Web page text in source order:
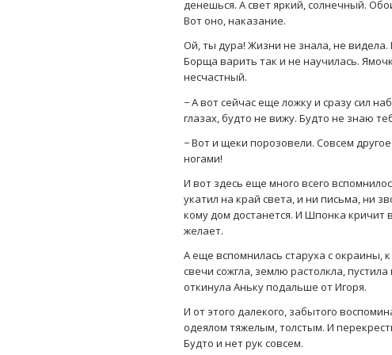
денешься. А свет яркий, солнечный.
Вот оно, наказание.
Ой, ты дура! Жизни не знала, не видела.
Борща варить так и не научилась.
несчастный.
− А вот сейчас еще ложку и сразу сил
глазах, будто не вижу. Будто не знаю
− Вот и щеки порозовели. Совсем
ногами!
И вот здесь еще много всего
укатил на край света, и ни письма, ни
кому дом достанется. И Шпонка кричит
желает.
А еще вспомнилась старуха с окраины,
свечи сожгла, землю растолкла,
откинула Аньку подальше от Игоря.
И от этого далекого, забытого
одеялом тяжелым, толстым. И
Будто и нет рук совсем.